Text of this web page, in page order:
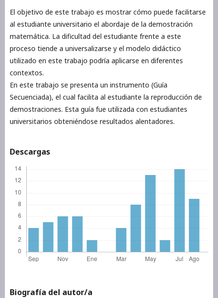
El objetivo de este trabajo es mostrar cómo puede facilitarse
al estudiante universitario el abordaje de la demostración
matemática. La dificultad del estudiante frente a este
proceso tiende a universalizarse y el modelo didáctico
utilizado en este trabajo podría aplicarse en diferentes
contextos.
En este trabajo se presenta un instrumento (Guía
Secuenciada), el cual facilita al estudiante la reproducción de
demostraciones. Esta guía fue utilizada con estudiantes
universitarios obteniéndose resultados alentadores.
Descargas
Biografía del autor/a